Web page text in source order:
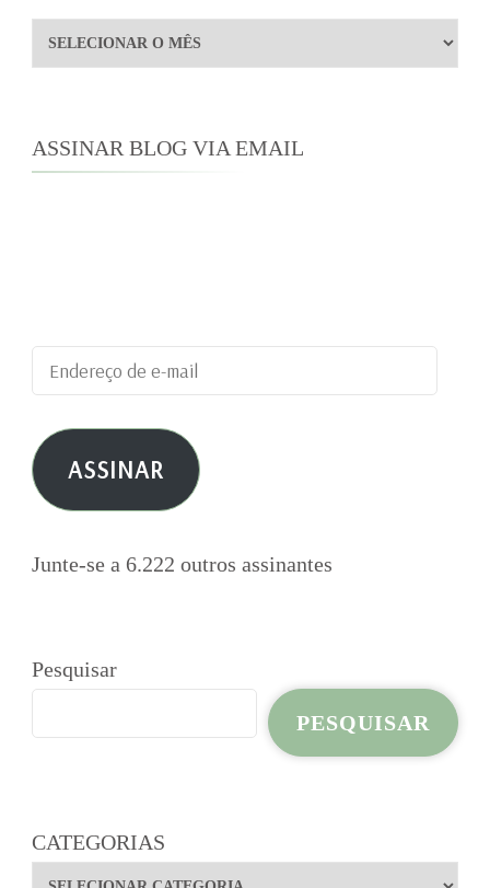
Arquivos
ASSINAR BLOG VIA EMAIL
Endereço
de
e-
mail ASSINAR
Junte-se a 6.222 outros assinantes
Pesquisar
PESQUISAR
CATEGORIAS